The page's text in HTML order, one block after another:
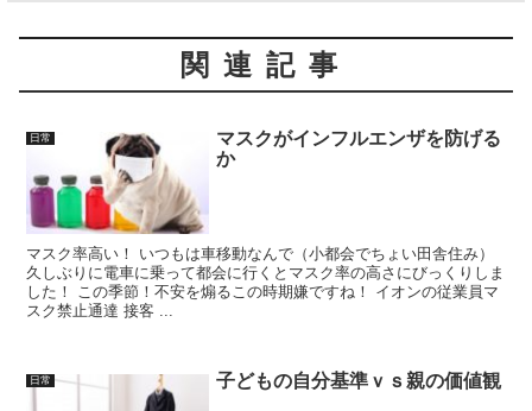
関連記事
日常
マスクがインフルエンザを防げる
か
マスク率高い！ いつもは車移動なんで（小都会でちょい田舎住み）
久しぶりに電車に乗って都会に行くとマスク率の高さにびっくりしま
した！ この季節！不安を煽るこの時期嫌ですね！ イオンの従業員マ
スク禁止通達 接客 ...
日常 子どもの自分基準ｖｓ親の価値観